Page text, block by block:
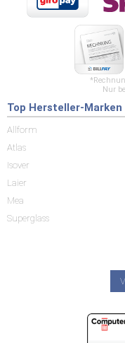
Nur
Top Hersteller-Marken
Allform
Atlas
Isover
Laier
Mea
Superglass